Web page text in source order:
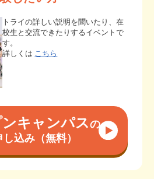
トライの詳しい説明を聞いたり、在
校生と交流できたりするイベントで
す。
詳しくは こちら
キャンパスの
込み（無料）